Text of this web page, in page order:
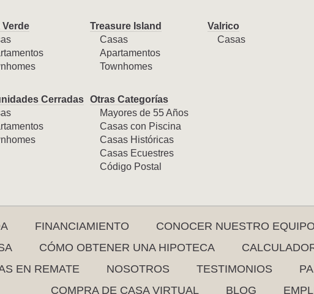
Verde
Treasure Island
Casas
Apartamentos
Townhomes
Valrico
Casas
Cerradas
Otras Categorías
Mayores de 55 Años
Casas con Piscina
Casas Históricas
Casas Ecuestres
Código Postal
FINANCIAMIENTO CONOCER NUESTRO EQUIPO
CÓMO OBTENER UNA HIPOTECA
EN REMATE
NOSOTROS TESTIMONIOS
COMPRA DE CASA VIRTUAL
BLOG